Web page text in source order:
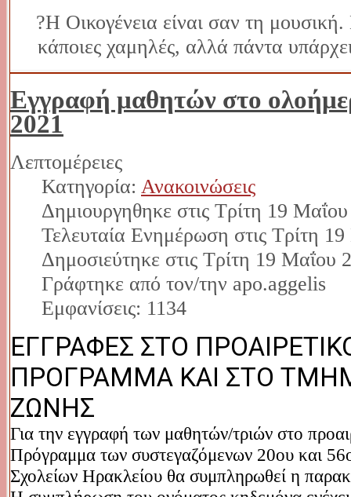
?Η Οικογένεια είναι σαν τη μουσική.
κάποιες χαμηλές, αλλά πάντα
Εγγραφή μαθητών στο
2021
Λεπτομέρειες
Κατηγορία: Ανακοινώσεις
Δημιουργηθηκε στις Τρίτη 19
Τελευταία Ενημέρωση στις Τρίτη
Δημοσιεύτηκε στις Τρίτη 19 Μαΐου
Γράφτηκε από τον/την apo.aggelis
Εμφανίσεις: 1134